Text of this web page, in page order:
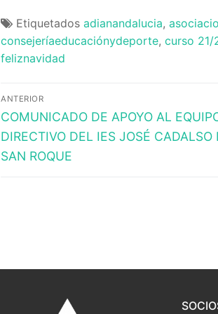
Portal IEDA
Etiquetados adianandalucia,
consejeríaeducaciónydeporte, curso 21/
feliznavidad
Navegación
de
entradas
ANTERIOR
Entrada
anterior:
COMUNICADO DE APOYO AL
DIRECTIVO DEL IES JOSÉ CADALSO
SAN ROQUE